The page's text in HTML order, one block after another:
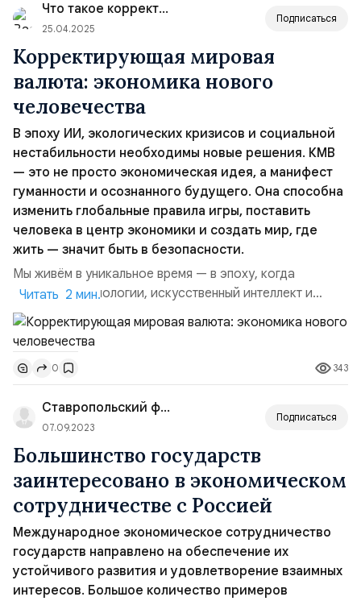
достижения. Вспоминаем основные события каждого
дня выставки и ее итоги.&nbs...
Что такое корректирующая миров...
25.04.2025
Подписаться
Корректирующая мировая
валюта: экономика нового
человечества
В эпоху ИИ, экологических кризисов и социальной
нестабильности необходимы новые решения. КМВ
— это не просто экономическая идея, а манифест
гуманности и осознанного будущего. Она способна
изменить глобальные правила игры, поставить
человека в центр экономики и создать мир, где
жить — значит быть в безопасности.
Мы живём в уникальное время — в эпоху, когда
цифровые технологии, искусственный интеллект и
глобальные коммуникации открывают колоссальные
возможности. Но вместе с этим мир сталкивается с
углублением неравенства, насилием, экологическим
истощением и потерей смыслов. Стало очевидно:
опираться исключительно на прибыль и краткосрочные
экономические выгоды ...
Читать 2 мин.
0 343
Ставропольский филиал РАНХиГС
07.09.2023
Подписаться
Большинство государств
заинтересовано в экономическом
сотрудничестве с Россией
Международное экономическое сотрудничество
государств направлено на обеспечение их
устойчивого развития и удовлетворение взаимных
интересов. Большое количество примеров